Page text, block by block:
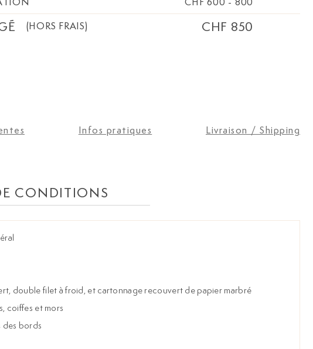
exemplaire
(HORS FRAIS) CHF 850
Infos pratiques Livraison / Shipping
CONDITIONS
double filet à froid, et cartonnage recouvert de papier marbré
coiffes et mors
des bords